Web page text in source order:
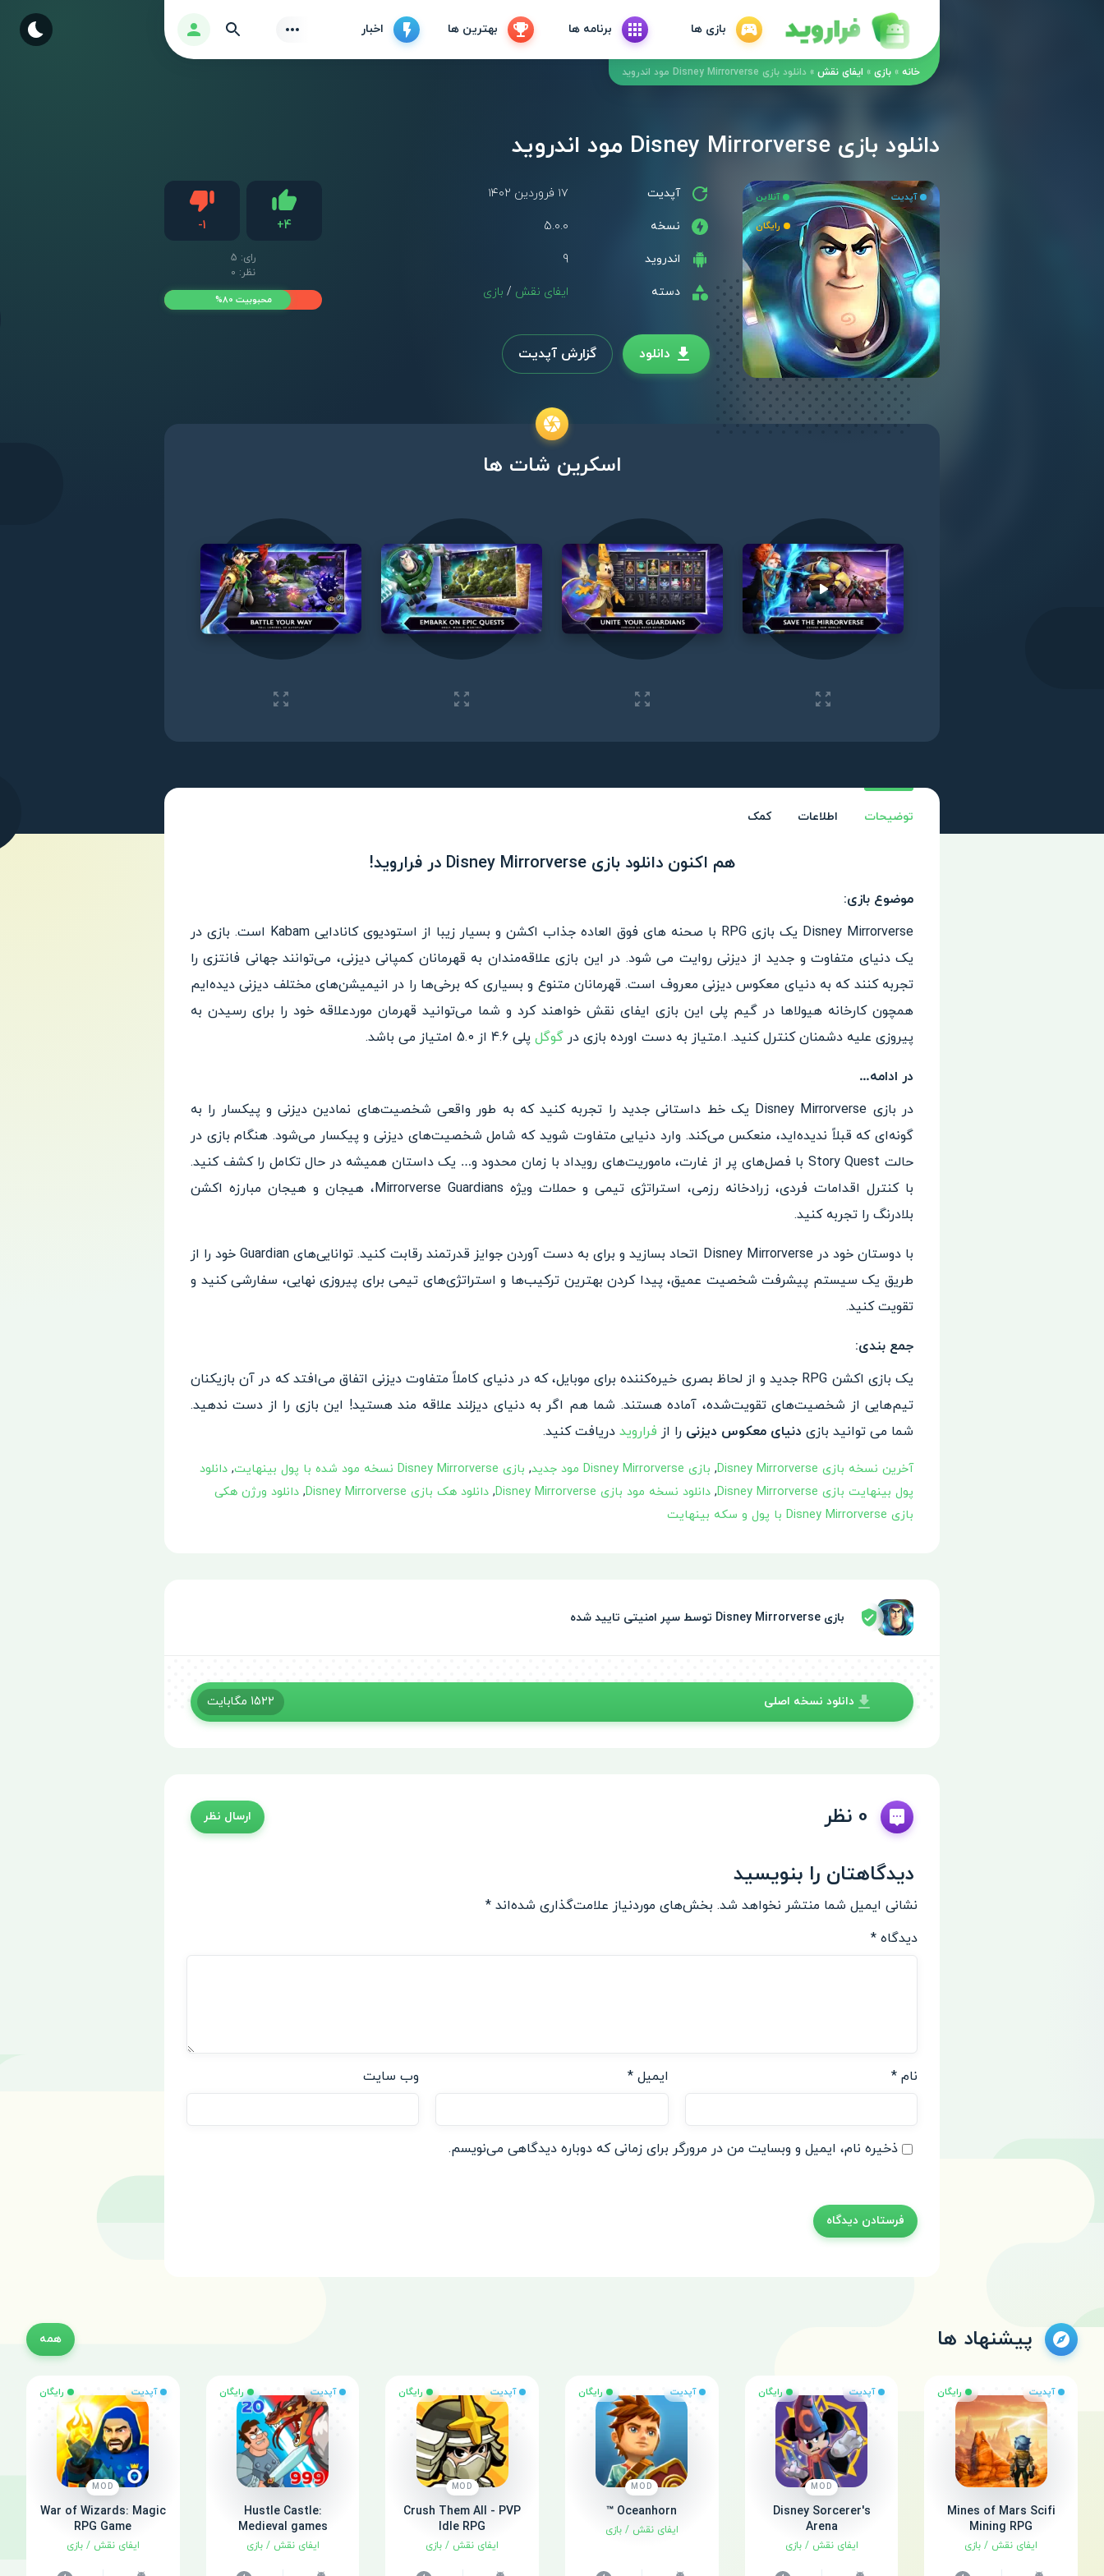
بازی ها برنامه ها بهترین ها اخبار ورود Find
خانه » بازی » ایفای نقش » دانلود بازی Disney Mirrorverse مود اندروید
دانلود بازی Disney Mirrorverse مود اندروید
آپدیت آنلاین
رایگان
آپدیت ۱۷ فروردین ۱۴۰۲
نسخه 5.0.0
اندروید 9
دسته ایفای نقش / بازی
+4
لایک
-1
رای: 5
نظر: 0
محبوبیت 80%
دانلود گزارش آپدیت
اسکرین شات ها
Play video
توضیحات اطلاعات کمک
هم اکنون دانلود بازی Disney Mirrorverse در فراروید!
موضوع بازی:
Disney Mirrorverse یک بازی RPG با صحنه های فوق العاده جذاب اکشن و بسیار زیبا از استودیوی کانادایی Kabam است. بازی در
یک دنیای متفاوت و جدید از دیزنی روایت می شود. در این بازی علاقه‌مندان به قهرمانان کمپانی دیزنی، می‌توانند جهانی فانتزی را
تجربه کنند که به دنیای معکوس دیزنی معروف است. قهرمانان متنوع و بسیاری که برخی‌ها را در انیمیشن‌های مختلف دیزنی دیده‌ایم
همچون کارخانه هیولاها در گیم پلی این بازی ایفای نقش خواهند کرد و شما می‌توانید قهرمان موردعلاقه خود را برای رسیدن به
پیروزی علیه دشمنان کنترل کنید. ا.متیاز به دست اورده بازی در گوگل پلی 4.6 از 5.0 امتیاز می باشد.
در ادامه…
در بازی Disney Mirrorverse یک خط داستانی جدید را تجربه کنید که به طور واقعی شخصیت‌های نمادین دیزنی و پیکسار را به
گونه‌ای که قبلاً ندیده‌اید، منعکس می‌کند. وارد دنیایی متفاوت شوید که شامل شخصیت‌های دیزنی و پیکسار می‌شود. هنگام بازی در
حالت Story Quest با فصل‌های پر از غارت، ماموریت‌های رویداد با زمان محدود و… یک داستان همیشه در حال تکامل را کشف کنید.
با کنترل اقدامات فردی، زرادخانه رزمی، استراتژی تیمی و حملات ویژه Mirrorverse Guardians، هیجان و هیجان مبارزه اکشن
بلادرنگ را تجربه کنید.
با دوستان خود در Disney Mirrorverse اتحاد بسازید و برای به دست آوردن جوایز قدرتمند رقابت کنید. توانایی‌های Guardian خود را از
طریق یک سیستم پیشرفت شخصیت عمیق، پیدا کردن بهترین ترکیب‌ها و استراتژی‌های تیمی برای پیروزی نهایی، سفارشی کنید و
تقویت کنید.
جمع بندی:
یک بازی اکشن RPG جدید و از لحاظ بصری خیره‌کننده برای موبایل، که در دنیای کاملاً متفاوت دیزنی اتفاق می‌افتد که در آن بازیکنان
تیم‌هایی از شخصیت‌های تقویت‌شده، آماده هستند. شما هم اگر به دنیای دیزلند علاقه مند هستید! این بازی را از دست ندهید.
شما می توانید بازی دنیای معکوس دیزنی را از فراروید دریافت کنید.
آخرین نسخه بازی Disney Mirrorverse , بازی Disney Mirrorverse مود جدید , بازی Disney Mirrorverse نسخه مود شده با پول بینهایت , دانلود
پول بینهایت بازی Disney Mirrorverse
, دانلود نسخه مود بازی Disney Mirrorverse , دانلود هک بازی Disney Mirrorverse , دانلود ورژن هکی
بازی Disney Mirrorverse با پول و سکه بینهایت
بازی Disney Mirrorverse توسط سپر امنیتی تایید شده
دانلود نسخه اصلی 1522 مگابایت
0 نظر ارسال نظر
دیدگاهتان را بنویسید
نشانی ایمیل شما منتشر نخواهد شد. بخش‌های موردنیاز علامت‌گذاری شده‌اند *
دیدگاه *
نام * ایمیل* وب‌ سایت
ذخیره نام، ایمیل و وبسایت من در مرورگر برای زمانی که دوباره دیدگاهی می‌نویسم.
پیشنهاد ها همه
آپدیت رایگان
Mines of Mars Scifi
Mining RPG
ایفای نقش / بازی
آپدیت رایگان
MOD
Disney Sorcerer's
Arena
ایفای نقش /بازی
آپدیت رایگان
MOD
Oceanhorn ™
ایفای نقش /بازی
آپدیت رایگان
MOD
Crush Them All - PVP
Idle RPG
ایفای نقش / بازی
آپدیت رایگان
Hustle Castle:
Medieval games
ایفای نقش /بازی
آپدیت رایگان
MOD
War of Wizards: Magic
RPG Game
ایفای نقش /بازی